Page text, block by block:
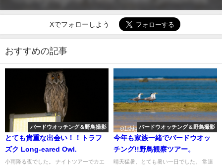
Xでフォローしよう
おすすめの記事
バードウオッチング＆野鳥撮影
とても貴重な出会い！！トラフ
ズク Long-eared Owl.
小雨降る夜でした。 ナイトツアーでカエ
バードウオッチング＆野鳥撮影
今年も家族一緒でバードウオッ
チング!!野鳥観察ツアー。
晴天猛暑、とても暑い一日でした。 常連